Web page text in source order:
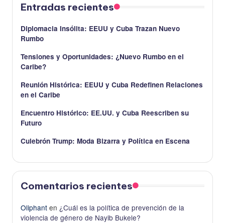
Entradas recientes
Diplomacia Insólita: EEUU y Cuba Trazan Nuevo
Rumbo
Tensiones y Oportunidades: ¿Nuevo Rumbo en el
Caribe?
Reunión Histórica: EEUU y Cuba Redefinen Relaciones
en el Caribe
Encuentro Histórico: EE.UU. y Cuba Reescriben su
Futuro
Culebrón Trump: Moda Bizarra y Política en Escena
Comentarios recientes
Oliphant en ¿Cuál es la política de prevención de la
violencia de género de Nayib Bukele?